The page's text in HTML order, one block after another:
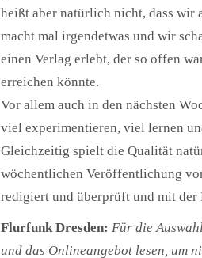
heißt aber natürlich nicht, dass wir
macht mal irgendetwas und wir
einen Verlag erlebt, der so offen
erreichen könnte.
Vor allem auch in den nächsten
viel experimentieren, viel lernen
Gleichzeitig spielt die Qualität
wöchentlichen Veröffentlichung
redigiert und überprüft und mit
Flurfunk Dresden: Für die
und das Onlineangebot lesen, um